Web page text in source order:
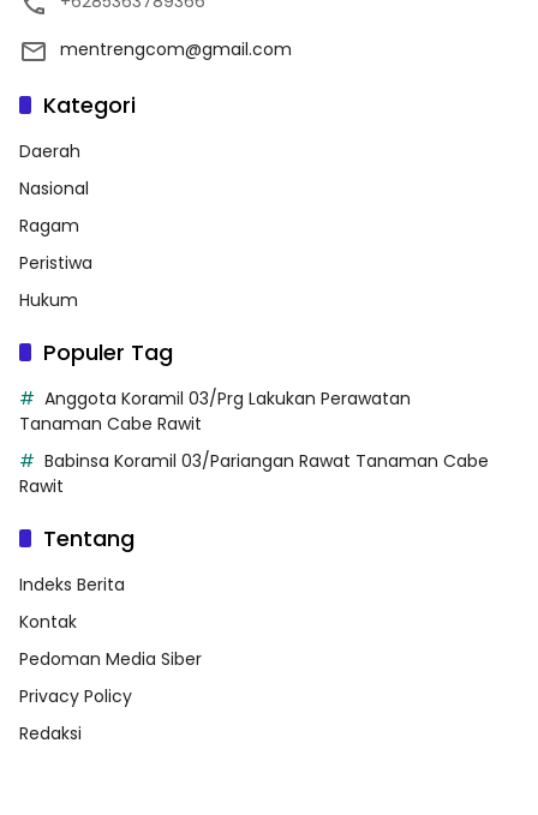
mentrengcom@gmail.com
Kategori
Daerah
Nasional
Ragam
Peristiwa
Hukum
Populer Tag
Anggota Koramil 03/Prg Lakukan Perawatan
Tanaman Cabe Rawit
Babinsa Koramil 03/Pariangan Rawat Tanaman Cabe
Rawit
Tentang
Indeks Berita
Kontak
Pedoman Media Siber
Privacy Policy
Redaksi